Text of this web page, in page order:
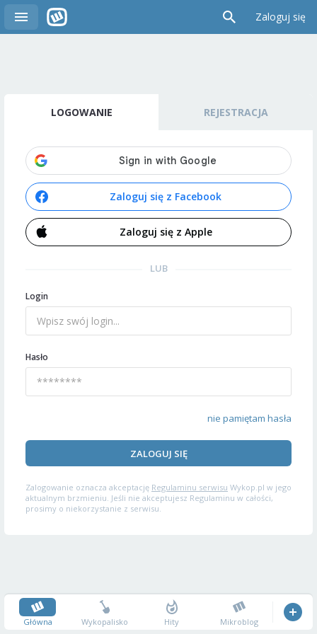
Zaloguj się
LOGOWANIE REJESTRACJA
Zaloguj się z Facebook
Zaloguj się z Apple
LUB
Login
Hasło
nie pamiętam hasła
ZALOGUJ SIĘ
Zalogowanie oznacza akceptację Regulaminu serwisu Wykop.pl w jego
aktualnym brzmieniu. Jeśli nie akceptujesz Regulaminu w całości,
prosimy o niekorzystanie z serwisu.
Główna Wykopalisko Hity Mikroblog